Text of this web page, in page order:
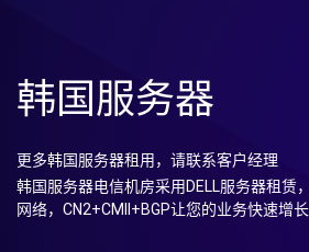
韩国服务器
更多韩国服务器租用，请联系客户经理
韩国服务器电信机房采用DELL服务器租赁
网络，CN2+CMII+BGP让您的业务快速增长